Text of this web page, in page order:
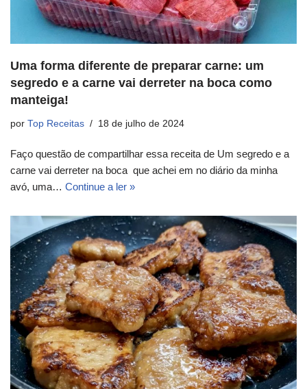
Uma forma diferente de preparar carne: um
segredo e a carne vai derreter na boca como
manteiga!
por Top Receitas 18 de julho de 2024
Faço questão de compartilhar essa receita de Um segredo e a
carne vai derreter na boca que achei em no diário da minha
avó, uma… Continue a ler »